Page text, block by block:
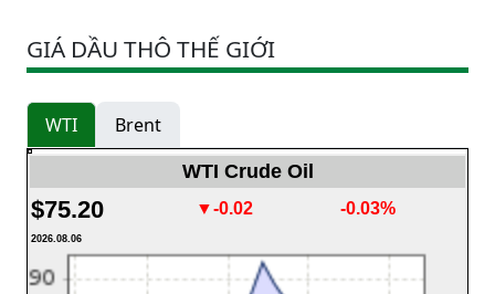
GIÁ DẦU THÔ THẾ GIỚI
WTI Brent
WTI Crude Oil
$75.20 ▼-0.02 -0.03%
2026.08.06